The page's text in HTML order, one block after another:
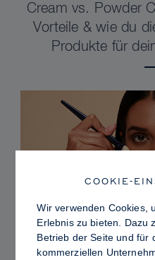
Cream vs. Powder
Vorteile & wie du
Produkte für
COOKIE-
Wir verwenden Cookies,
Erlebnis zu bieten. Dazu
Betrieb der Seite und für
kommerziellen